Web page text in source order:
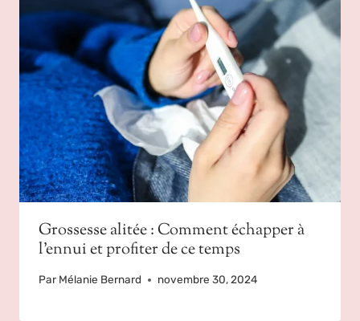
Grossesse alitée : Comment échapper à
l’ennui et profiter de ce temps
Par Mélanie Bernard novembre 30, 2024